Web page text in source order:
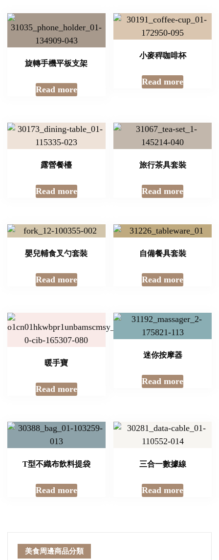
旋轉手機平板支架
Read more
小麥稈咖啡杯
Read more
露營餐檯
Read more
旅行茶具套裝
Read more
嬰兒輔食叉勺套裝
Read more
自備餐具套裝
Read more
暖手寶
Read more
迷你按摩器
Read more
T型不織布飲料提袋
Read more
三合一數據線
Read more
美食周邊商品分類